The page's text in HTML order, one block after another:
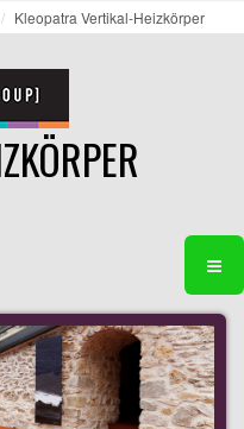
Kleopatra Vertikal-Heizkörper